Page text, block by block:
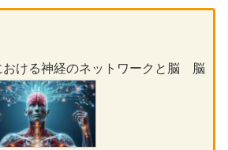
ける神経のネットワークと脳 脳